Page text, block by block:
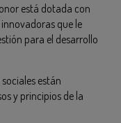
está dotada con
que le
para el desarrollo
están
y principios de la